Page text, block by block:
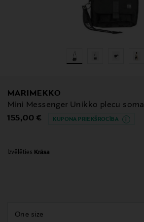
MARIMEKKO
Mini Messenger Unikko plecu soma
Original Price
155,00 € KUPONA PRIEKŠROCĪBA
Izvēlēties Krāsa